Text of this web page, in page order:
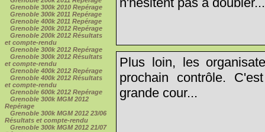
Grenoble 300k 2010 Repérage
Grenoble 300k 2011 Repérage
Grenoble 400k 2011 Repérage
Grenoble 200k 2012 Repérage
Grenoble 200k 2012 Résultats
et compte-rendu
Grenoble 300k 2012 Repérage
Grenoble 300k 2012 Résultats
et compte-rendu
Grenoble 400k 2012 Repérage
Grenoble 400k 2012 Résultats
et compte-rendu
Grenoble 600k 2012 Repérage
Grenoble 300k MGM 2012
Repérage
Grenoble 300k MGM 2012 23/06
Résultats et compte-rendu
Grenoble 300k MGM 2012 21/07
Plus loin, les
prochain contrôle.
grande cour...